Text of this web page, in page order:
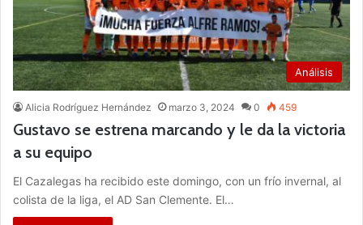
Análisis
Alicia Rodríguez Hernández marzo 3, 2024 0 459
Gustavo se estrena marcando y le da la victoria
a su equipo
El Cazalegas ha recibido este domingo, con un frío invernal, al
colista de la liga, el AD San Clemente. El…